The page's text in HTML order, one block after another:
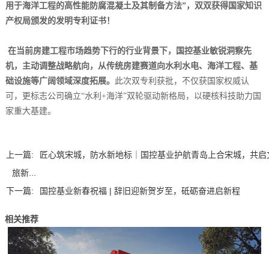
用于海洋工程的高性能防腐混凝土及其制备方法”，双双获得国家知识
产权局颁发的发明专利证书！
在当前房建工程市场趋势下行的行业背景下，国控基业敏锐洞察先
机，主动调整战略航向，从传统房建赛道向水利水电、海洋工程、基
础设施等广阔领域深度拓展。 此次双专利获批，不仅获国家权威认
可，更标志公司确立“水利+海洋”双轮驱动新格局，以硬核科技助力国
家重大基建。
上一篇:
匠心筑宋城，防水新地标｜国控基业护航青岛上合宋城，共启
旅新...
下一篇:
国控基业新春祝福 | 辞旧迎新贺岁至，砥砺奋进启新程
相关推荐